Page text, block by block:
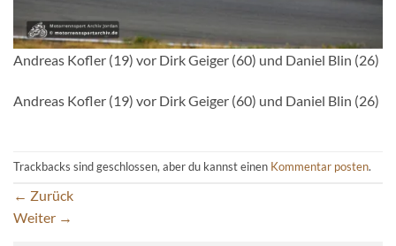
Andreas Kofler (19) vor Dirk Geiger (60) und Daniel Blin (26)
Andreas Kofler (19) vor Dirk Geiger (60) und Daniel Blin (26)
Trackbacks sind geschlossen, aber du kannst einen Kommentar posten.
← Zurück
Weiter →